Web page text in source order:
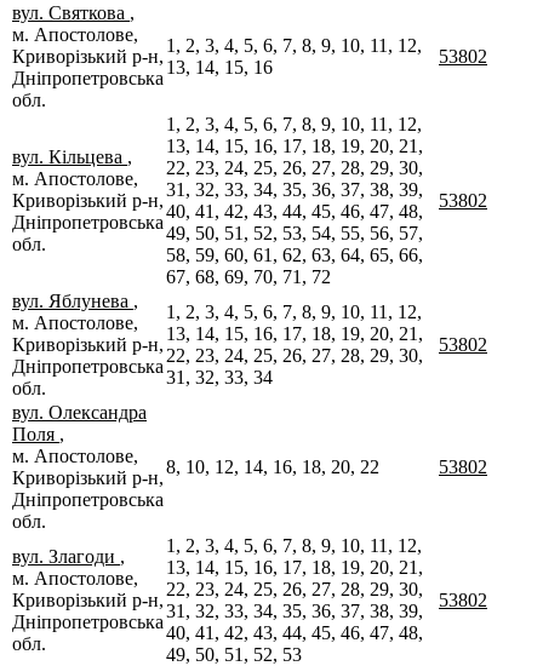
вул. Святкова ,
м. Апостолове,
Криворізький р-н,
Дніпропетровська
обл.
1, 2, 3, 4, 5, 6, 7, 8, 9, 10, 11, 12,
13, 14, 15, 16
53802
вул. Кільцева ,
м. Апостолове,
Криворізький р-н,
Дніпропетровська
обл.
1, 2, 3, 4, 5, 6, 7, 8, 9, 10, 11, 12,
13, 14, 15, 16, 17, 18, 19, 20, 21,
22, 23, 24, 25, 26, 27, 28, 29, 30,
31, 32, 33, 34, 35, 36, 37, 38, 39,
40, 41, 42, 43, 44, 45, 46, 47, 48,
49, 50, 51, 52, 53, 54, 55, 56, 57,
58, 59, 60, 61, 62, 63, 64, 65, 66,
67, 68, 69, 70, 71, 72
53802
вул. Яблунева ,
м. Апостолове,
Криворізький р-н,
Дніпропетровська
обл.
1, 2, 3, 4, 5, 6, 7, 8, 9, 10, 11, 12,
13, 14, 15, 16, 17, 18, 19, 20, 21,
22, 23, 24, 25, 26, 27, 28, 29, 30,
31, 32, 33, 34
53802
вул. Олександра
Поля ,
м. Апостолове,
Криворізький р-н,
Дніпропетровська
обл.
8, 10, 12, 14, 16, 18, 20, 22 53802
вул. Злагоди ,
м. Апостолове,
Криворізький р-н,
Дніпропетровська
обл.
1, 2, 3, 4, 5, 6, 7, 8, 9, 10, 11, 12,
13, 14, 15, 16, 17, 18, 19, 20, 21,
22, 23, 24, 25, 26, 27, 28, 29, 30,
31, 32, 33, 34, 35, 36, 37, 38, 39,
40, 41, 42, 43, 44, 45, 46, 47, 48,
49, 50, 51, 52, 53
53802